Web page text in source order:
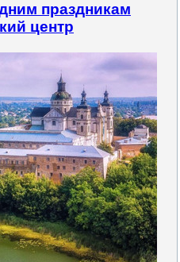
праздникам
центр